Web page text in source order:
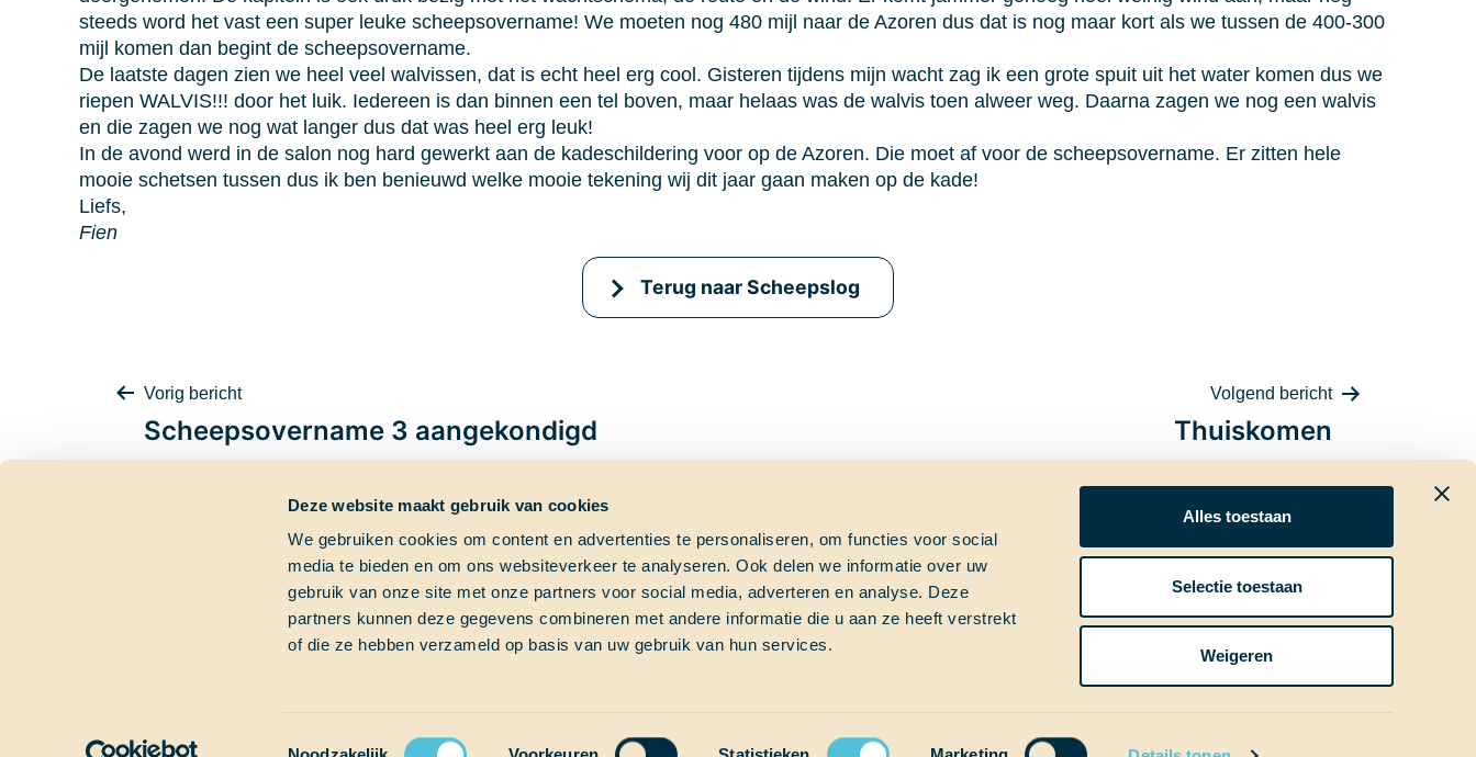
Deze website maakt gebruik van cookies
We gebruiken cookies om content en advertenties te personaliseren, om functies voor social
media te bieden en om ons websiteverkeer te analyseren. Ook delen we informatie over uw
gebruik van onze site met onze partners voor social media, adverteren en analyse. Deze
partners kunnen deze gegevens combineren met andere informatie die u aan ze heeft verstrekt
of die ze hebben verzameld op basis van uw gebruik van hun services.
Toestemmingsselectie
Alles toestaan
Selectie toestaan
Weigeren
steeds word het vast een super leuke scheepsovername! We moeten nog 480 mijl naar de Azoren dus dat is nog maar kort als we tussen de 400-300
mijl komen dan begint de scheepsovername.
De laatste dagen zien we heel veel walvissen, dat is echt heel erg cool. Gisteren tijdens mijn wacht zag ik een grote spuit uit het water komen dus we
riepen WALVIS!!! door het luik. Iedereen is dan binnen een tel boven, maar helaas was de walvis toen alweer weg. Daarna zagen we nog een walvis
en die zagen we nog wat langer dus dat was heel erg leuk!
In de avond werd in de salon nog hard gewerkt aan de kadeschildering voor op de Azoren. Die moet af voor de scheepsovername. Er zitten hele
mooie schetsen tussen dus ik ben benieuwd welke mooie tekening wij dit jaar gaan maken op de kade!
Liefs,
Fien
Terug naar Scheepslog
Bericht
navigatie
Vorig bericht
Scheepsovername 3 aangekondigd
Volgend bericht
Thuiskomen
Dringende vraag?
Heb je een dringende vraag?
Bel gerust of mail ons!
Shipfinder
Check hier waar School at
Sea op dit moment vaart!
Social media Nieuwsbrief